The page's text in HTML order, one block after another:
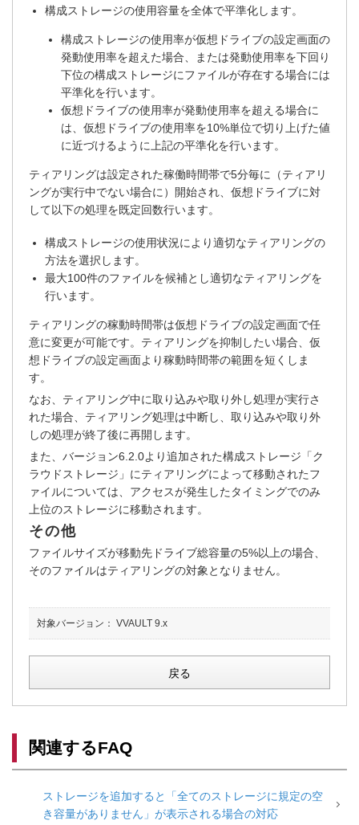
構成ストレージの使用容量を全体で平準化します。
構成ストレージの使用率が仮想ドライブの設定画面の
発動使用率を超えた場合、または発動使用率を下回り
下位の構成ストレージにファイルが存在する場合には
平準化を行います。
仮想ドライブの使用率が発動使用率を超える場合に
は、仮想ドライブの使用率を10%単位で切り上げた値
に近づけるように上記の平準化を行います。
ティアリングは設定された稼働時間帯で5分毎に（ティアリ
ングが実行中でない場合に）開始され、仮想ドライブに対
して以下の処理を既定回数行います。
構成ストレージの使用状況により適切なティアリングの
方法を選択します。
最大100件のファイルを候補とし適切なティアリングを
行います。
ティアリングの稼動時間帯は仮想ドライブの設定画面で任
意に変更が可能です。ティアリングを抑制したい場合、仮
想ドライブの設定画面より稼動時間帯の範囲を短くしま
す。
なお、ティアリング中に取り込みや取り外し処理が実行さ
れた場合、ティアリング処理は中断し、取り込みや取り外
しの処理が終了後に再開します。
また、バージョン6.2.0より追加された構成ストレージ「ク
ラウドストレージ」にティアリングによって移動されたフ
ァイルについては、アクセスが発生したタイミングでのみ
上位のストレージに移動されます。
その他
ファイルサイズが移動先ドライブ総容量の5%以上の場合、
そのファイルはティアリングの対象となりません。
対象バージョン： VVAULT 9.x
戻る
関連するFAQ
ストレージを追加すると「全てのストレージに規定の空
き容量がありません」が表示される場合の対応